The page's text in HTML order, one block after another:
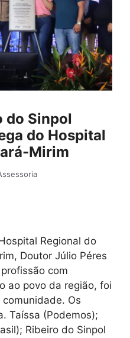
do Sinpol
do Hospital
Mirim
Regional do
Doutor Júlio Péres
com
ao povo da região, foi
Os
Taíssa (Podemos);
Ribeiro do Sinpol